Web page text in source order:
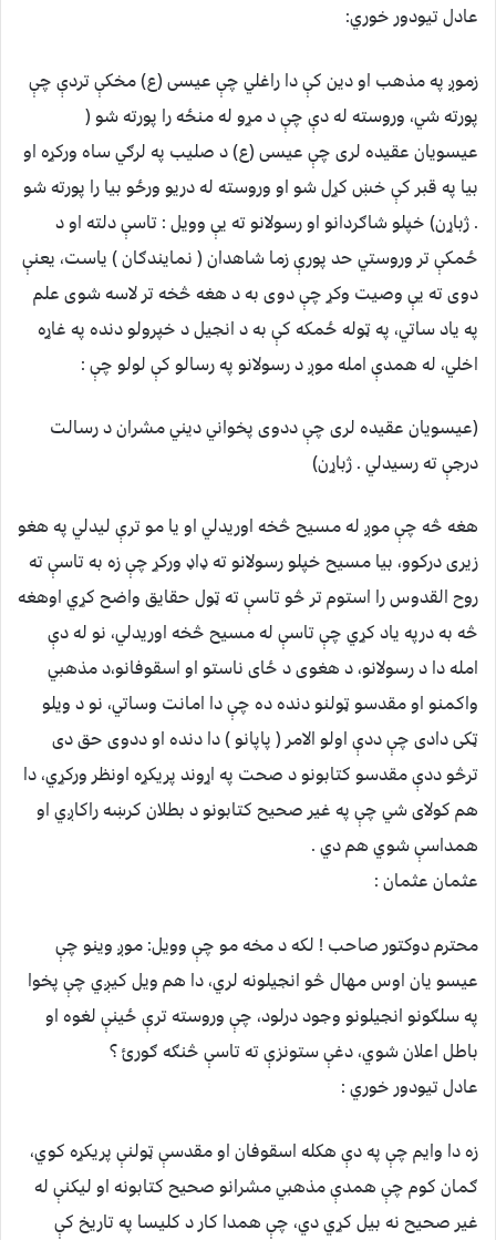
عادل تیودور خوري:
زموږ په مذهب او دین کې دا راغلي چې عیسی (ع) مخکې تردې چې
پورته شي، وروسته له دې چې د مړو له منځه را پورته شو (
عیسویان عقیده لری چې عیسی (ع) د صلیب په لرګي ساه ورکړه او
بیا په قبر کې خښ کړل شو او وروسته له دریو ورځو بیا را پورته شو
. ژباړن) خپلو شاګردانو او رسولانو ته یې وویل : تاسې دلته او د
ځمکې تر وروستي حد پورې زما شاهدان ( نمایندګان ) یاست، یعنې
دوی ته یې وصیت وکړ چې دوی به د هغه څخه تر لاسه شوی علم
په یاد ساتي، په ټوله ځمکه کې به د انجیل د خپرولو دنده په غاړه
اخلي، له همدې امله موږ د رسولانو په رسالو کې لولو چې :
(عیسویان عقیده لری چې ددوی پخواني دیني مشران د رسالت
درجې ته رسیدلي . ژباړن)
هغه څه چې موږ له مسیح څخه اوریدلي او یا مو ترې لیدلي په هغو
زیری درکوو، بیا مسیح خپلو رسولانو ته ډاډ ورکړ چې زه به تاسې ته
روح القدوس را استوم تر څو تاسې ته ټول حقایق واضح کړي اوهغه
څه به درپه یاد کړي چې تاسې له مسیح څخه اوریدلي، نو له دې
امله دا د رسولانو، د هغوی د ځای ناستو او اسقوفانو،د مذهبي
واکمنو او مقدسو ټولنو دنده ده چې دا امانت وساتي، نو د ویلو
ټکی دادی چې ددې اولو الامر ( پاپانو ) دا دنده او ددوی حق دی
ترڅو ددې مقدسو کتابونو د صحت په اړوند پریکړه اونظر ورکړي، دا
هم کولای شي چې په غیر صحیح کتابونو د بطلان کرښه راکاږي او
همداسې شوي هم دي .
عثمان عثمان :
محترم دوکتور صاحب ! لکه د مخه مو چې وویل: موږ وینو چې
عیسو یان اوس مهال څو انجیلونه لري، دا هم ویل کیږي چې پخوا
په سلګونو انجیلونو وجود درلود، چې وروسته ترې ځینې لغوه او
باطل اعلان شوي، دغې ستونزې ته تاسې څنګه ګورئ ؟
عادل تیودور خوري:
زه دا وایم چې په دې هکله اسقوفان او مقدسې ټولنې پریکړه کوي،
ګمان کوم چې همدې مذهبي مشرانو صحيح کتابونه او لیکنې له
غیر صحيح نه بیل کړي دي، چې همدا کار د کلیسا په تاریخ کې